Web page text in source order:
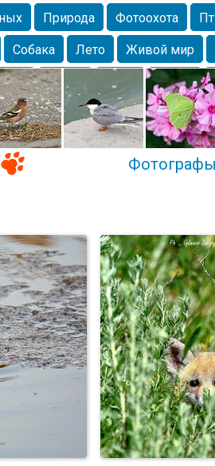
Природа Фотоохота
Собака Лето Живой мир
Озеро Глаза Крым
Город Бабочка Чайка
Фотографы